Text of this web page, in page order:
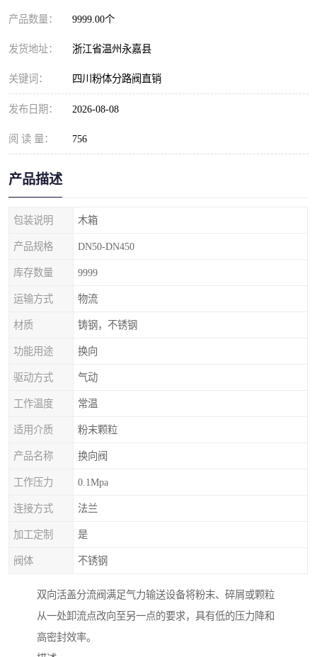
产品数量： 9999.00个
发货地址： 浙江省温州永嘉县
关键词： 四川粉体分路阀直销
发布日期： 2026-08-08
阅 读 量： 756
产品描述
包装说明 木箱
产品规格 DN50-DN450
库存数量 9999
运输方式 物流
材质 铸钢，不锈钢
功能用途 换向
驱动方式 气动
工作温度 常温
适用介质 粉末颗粒
产品名称 换向阀
工作压力 0.1Mpa
连接方式 法兰
加工定制 是
阀体 不锈钢
双向活盖分流阀满足气力输送设备将粉末、碎屑或颗粒
从一处卸流点改向至另一点的要求，具有低的压力降和
高密封效率。